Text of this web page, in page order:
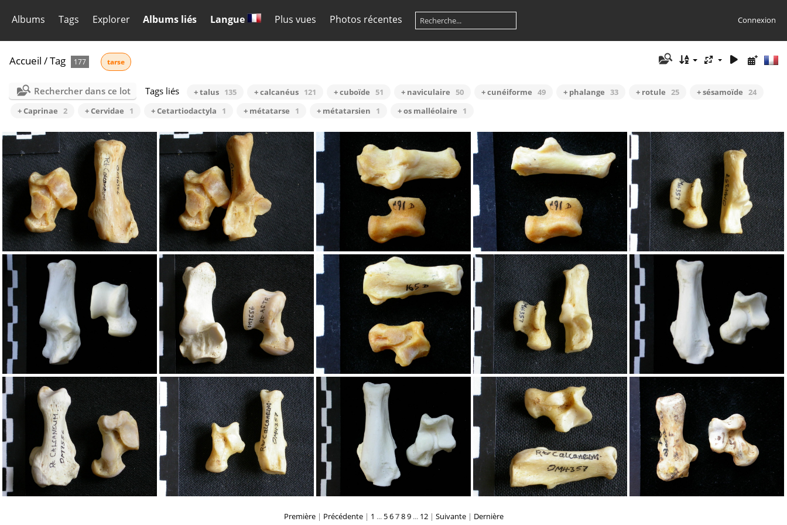
Albums Tags Explorer Albums liés Langue Plus vues Photos récentes Connexion
Accueil /Tag 177 tarse
Rechercher dans ce lot Tags liés + talus 135 + calcanéus 121 + cuboïde 51 + naviculaire 50 + cunéiforme 49 + phalange 33 + rotule 25 + sésamoïde 24
+ Caprinae 2 + Cervidae 1 + Cetartiodactyla 1 + métatarse 1 + métatarsien 1 + os malléolaire 1
Talus et calcanéus Talus et calcanéus Talus et calcanéus Talus et calcanéus Talus et calcanéus
Talus et calcanéus Talus et calcanéus Talus et calcanéus Talus et calcanéus Talus et calcanéus
Première| Précédente| 1 ... 56789... 12 | Suivante | Dernière